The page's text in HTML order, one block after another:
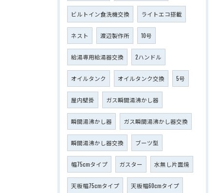
ビルトイン食洗機交換 ライトエコ搭載
ネスト 渡辺製作所 10号
給湯専用給湯器交換 2ハンドル
オイルタンク オイルタンク交換 5号
屋内壁掛 ガス瞬間湯沸かし器
瞬間湯沸かし器 ガス瞬間湯沸かし器交換
瞬間湯沸かし器交換 ブーツ型
幅75cmタイプ ガスター 水無し片面焼
天板幅75cmタイプ 天板幅60cmタイプ